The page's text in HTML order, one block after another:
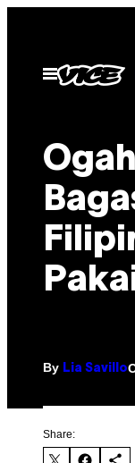
contentOpen
Menu
By Lia Savillo
Share: